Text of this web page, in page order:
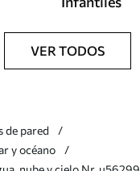
VER TODOS
de pared
y océano